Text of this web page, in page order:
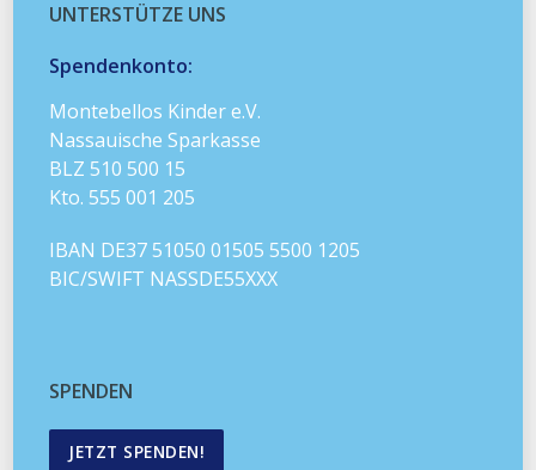
UNTERSTÜTZE UNS
Spendenkonto:
Montebellos Kinder e.V.
Nassauische Sparkasse
BLZ 510 500 15
Kto. 555 001 205
IBAN DE37 51050 01505 5500 1205
BIC/SWIFT NASSDE55XXX
SPENDEN
JETZT SPENDEN!